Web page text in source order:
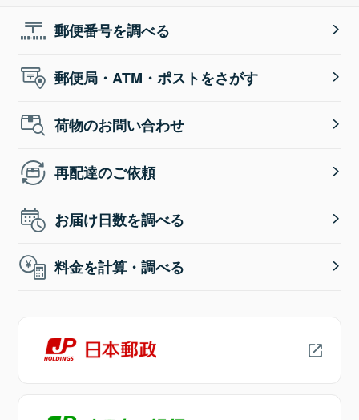
郵便番号を調べる
郵便局・ATM・ポストをさがす
荷物のお問い合わせ
再配達のご依頼
お届け日数を調べる
料金を計算・調べる